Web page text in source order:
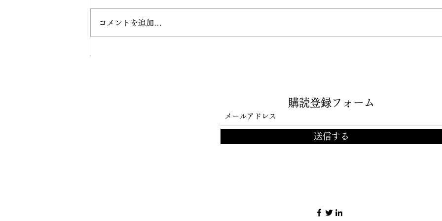
現在の円高ドル安はドルリセ
トランプはヒトラーよりたち
（2026年8月3日公開）
自分
（
コメントを追加…
購読登録フォーム
送信する